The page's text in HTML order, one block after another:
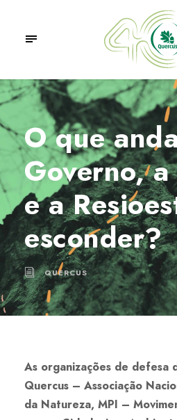
O que
Governo,
e a
esconder?
QUERCUS
As organizações de defesa
Quercus – Associação
da Natureza, MPI –